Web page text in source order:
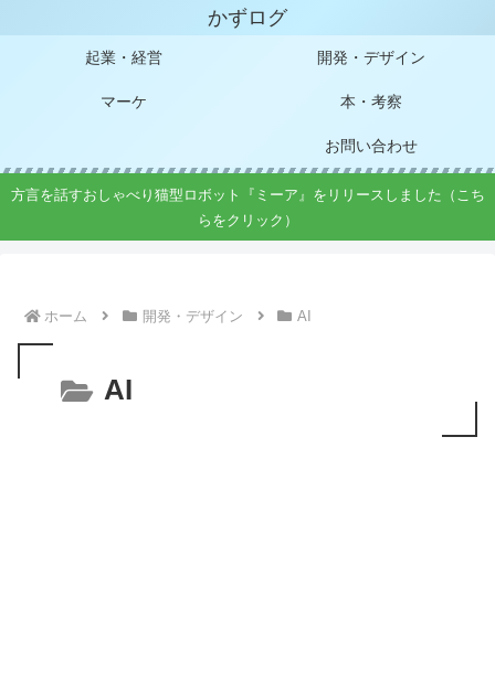
かずログ
起業・経営 開発・デザイン
マーケ 本・考察
お問い合わせ
方言を話すおしゃべり猫型ロボット『ミーア』をリリースしました（こち
らをクリック）
ホーム 開発・デザイン AI
AI